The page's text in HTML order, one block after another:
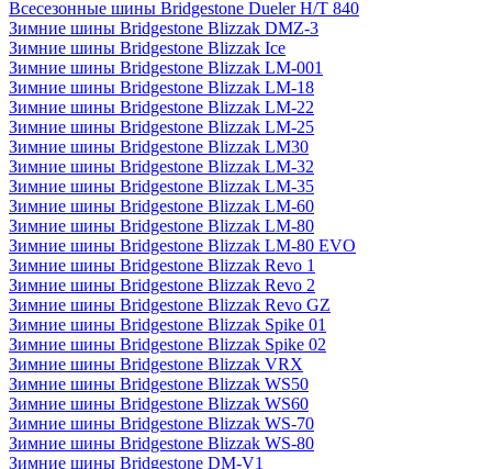
Всесезонные шины Bridgestone Dueler H/T 840
Зимние шины Bridgestone Blizzak DMZ-3
Зимние шины Bridgestone Blizzak Ice
Зимние шины Bridgestone Blizzak LM-001
Зимние шины Bridgestone Blizzak LM-18
Зимние шины Bridgestone Blizzak LM-22
Зимние шины Bridgestone Blizzak LM-25
Зимние шины Bridgestone Blizzak LM30
Зимние шины Bridgestone Blizzak LM-32
Зимние шины Bridgestone Blizzak LM-35
Зимние шины Bridgestone Blizzak LM-60
Зимние шины Bridgestone Blizzak LM-80
Зимние шины Bridgestone Blizzak LM-80 EVO
Зимние шины Bridgestone Blizzak Revo 1
Зимние шины Bridgestone Blizzak Revo 2
Зимние шины Bridgestone Blizzak Revo GZ
Зимние шины Bridgestone Blizzak Spike 01
Зимние шины Bridgestone Blizzak Spike 02
Зимние шины Bridgestone Blizzak VRX
Зимние шины Bridgestone Blizzak WS50
Зимние шины Bridgestone Blizzak WS60
Зимние шины Bridgestone Blizzak WS-70
Зимние шины Bridgestone Blizzak WS-80
Зимние шины Bridgestone DM-V1